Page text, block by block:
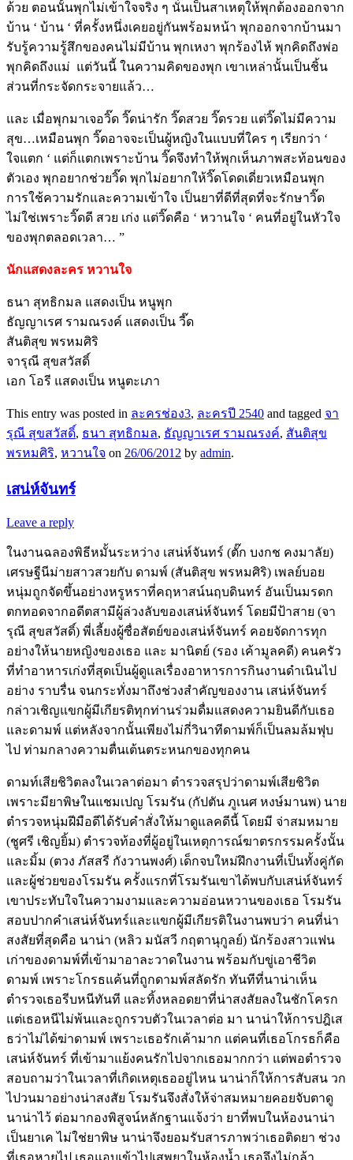
ด้วย ตอนนั้นพุกไม่เข้าใจจริง ๆ นั่นเป็นสาเหตุให้พุกต้องออกจาก
บ้าน ‘ บ้าน ‘ ที่ครั้งหนึ่งเคยอยู่กันพร้อมหน้า พุกออกจากบ้านมา
รับรู้ความรู้สึกของคนไม่มีบ้าน พุกเหงา พุกร้องไห้ พุกคิดถึงพ่อ
พุกคิดถึงแม่ แต่วันนี้ ในความคิดของพุก เขาเหล่านั้นเป็นชิ้น
ส่วนที่กระจัดกระจายแล้ว…
และ เมื่อพุกมาเจอวิ๊ด วิ๊ดน่ารัก วิ๊ดสวย วิ๊ดรวย แต่วิ๊ดไม่มีความ
สุข…เหมือนพุก วิ๊ดอาจจะเป็นผู้หญิงในแบบที่ใคร ๆ เรียกว่า ‘
ใจแตก ‘ แต่ก็แตกเพราะบ้าน วิ๊ดจึงทำให้พุกเห็นภาพสะท้อนของ
ตัวเอง พุกอยากช่วยวิ๊ด พุกไม่อยากให้วิ๊ดโดดเดี่ยวเหมือนพุก
การใช้ความรักและความเข้าใจ เป็นยาที่ดีที่สุดที่จะรักษาวิ๊ด
ไม่ใช่เพราะวิ๊ดดี สวย เก่ง แต่วิ๊ดคือ ‘ หวานใจ ‘ คนที่อยู่ในหัวใจ
ของพุกตลอดเวลา… ”
นักแสดงละคร หวานใจ
ธนา สุทธิกมล แสดงเป็น หนูพุก
ธัญญาเรศ รามณรงค์ แสดงเป็น วี๊ด
สันติสุข พรหมศิริ
จารุณี สุขสวัสดิ์
เอก โอรี แสดงเป็น หนูตะเภา
This entry was posted in ละครช่อง3, ละครปี 2540 and tagged จา
รุณี สุขสวัสดิ์, ธนา สุทธิกมล, ธัญญาเรศ รามณรงค์, สันติสุข
พรหมศิริ, หวานใจ on 26/06/2012 by admin.
เสน่ห์จันทร์
Leave a reply
ในงานฉลองพิธีหมั้นระหว่าง เสน่ห์จันทร์ (ตั๊ก บงกช คงมาลัย)
เศรษฐีนีม่ายสาวสวยกับ ดามพ์ (สันติสุข พรหมศิริ) เพลย์บอย
หนุ่มถูกจัดขึ้นอย่างหรูหราที่คฤหาสน์นฤบดินทร์ อันเป็นมรดก
ตกทอดจากอดีตสามีผู้ล่วงลับของเสน่ห์จันทร์ โดยมีป้าสาย (จา
รุณี สุขสวัสดิ์) พี่เลี้ยงผู้ซื่อสัตย์ของเสน่ห์จันทร์ คอยจัดการทุก
อย่างให้นายหญิงของเธอ และ มานิตย์ (รอง เค้ามูลคดี) คนครัว
ที่ทำอาหารเก่งที่สุดเป็นผู้ดูแลเรื่องอาหารการกินงานดำเนินไป
อย่าง ราบรื่น จนกระทั่งมาถึงช่วงสำคัญของงาน เสน่ห์จันทร์
กล่าวเชิญแขกผู้มีเกียรติทุกท่านร่วมดื่มแสดงความยินดีกับเธอ
และดามพ์ แต่หลังจากนั้นเพียงไม่กี่วินาทีดามพ์ก็เป็นลมล้มฟุบ
ไป ท่ามกลางความตื่นเต้นตระหนกของทุกคน
ดามท์เสียชิวิตลงในเวลาต่อมา ตำรวจสรุปว่าดามพ์เสียชิวิต
เพราะมียาพิษในแชมเปญ โรมรัน (กัปตัน ภูเนศ หงษ์มานพ) นาย
ตำรวจหนุ่มฝีมือดีได้รับคำสั่งให้มาดูแลคดีนี้ โดยมี จ่าสมหมาย
(ชูศรี เชิญยิ้ม) ตำรวจท้องที่ผู้อยู่ในเหตุการณ์ฆาตรกรรมครั้งนั้น
และมิ้ม (ตวง ภัสสรี กังวานพงศ์) เด็กจบใหม่ฝึกงานที่เป็นทั้งคู่กัด
และผู้ช่วยของโรมรัน ครั้งแรกที่โรมรันเขาได้พบกับเสน่ห์จันทร์
เขาประทับใจในความงามและความอ่อนหวานของเธอ โรมรัน
สอบปากคำเสน่ห์จันทร์และแขกผู้มีเกียรติในงานพบว่า คนที่น่า
สงสัยที่สุดคือ นาน่า (หลิว มนัสวี กฤตานุกูลย์) นักร้องสาวแฟน
เก่าของดามพ์ที่เข้ามาอาละวาดในงาน พร้อมกับขู่เอาชีวิต
ดามพ์ เพราะโกรธแค้นที่ถูกดามพ์สลัดรัก ทันทีที่นาน่าเห็น
ตำรวจเธอรีบหนีทันที และทิ้งหลอดยาที่น่าสงสัยลงในชักโครก
แต่เธอหนีไม่พ้นและถูกรวบตัวในเวลาต่อ มา นาน่าให้การปฎิเส
ธว่าไม่ได้ฆ่าดามพ์ เพราะเธอรักเค้ามาก แต่คนที่เธอโกรธก็คือ
เสน่ห์จันทร์ ที่เข้ามาแย้งคนรักไปจากเธอมากกว่า แต่พอตำรวจ
สอบถามว่าในเวลาที่เกิดเหตุเธออยู่ไหน นาน่าก็ให้การสับสน วก
ไปวนมาอย่างน่าสงสัย โรมรันจึงสั่งให้จ่าสมหมายคอยจับตาดู
นาน่าไว้ ต่อมากองพิสูจน์หลักฐานแจ้งว่า ยาที่พบในห้องนาน่า
เป็นยาเค ไม่ใช่ยาพิษ นาน่าจึงยอมรับสารภาพว่าเธอติดยา ช่วง
ที่เธอหายไป เธอแอบเข้าไปเสพยาในห้องน้ำ เธอจึงไม่กล้า